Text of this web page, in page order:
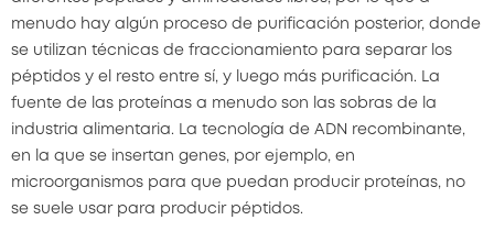
menudo hay algún proceso de purificación posterior, donde
se utilizan técnicas de fraccionamiento para separar los
péptidos y el resto entre sí, y luego más purificación. La
fuente de las proteínas a menudo son las sobras de la
industria alimentaria. La tecnología de ADN recombinante,
en la que se insertan genes, por ejemplo, en
microorganismos para que puedan producir proteínas, no
se suele usar para producir péptidos.